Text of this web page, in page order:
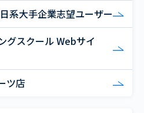
系大手企業志望ユーザー
グスクール Webサイ
ツ店